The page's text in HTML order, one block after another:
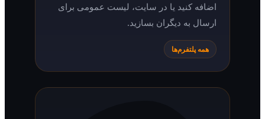
اضافه کنید یا در سایت، لیست عمومی برای
ارسال به دیگران بسازید.
همه پلتفرم‌ها